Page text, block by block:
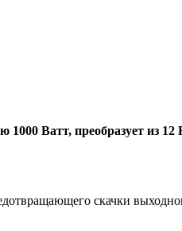
Ватт, преобразует из
скачки